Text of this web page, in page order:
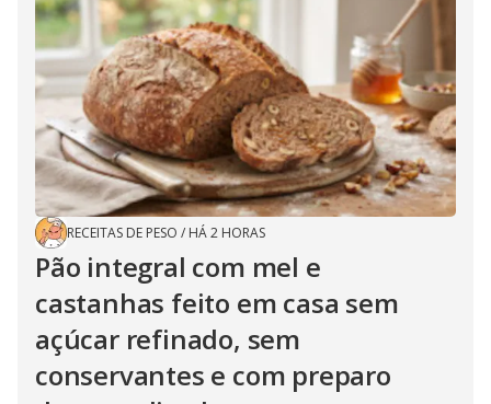
RECEITAS DE PESO / HÁ 2 HORAS
Pão integral com mel e
castanhas feito em casa sem
açúcar refinado, sem
conservantes e com preparo